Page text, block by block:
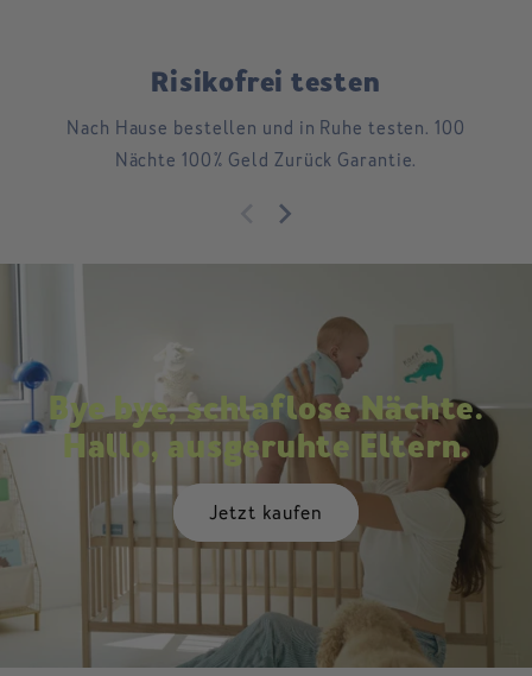
Risikofrei testen
Nach Hause bestellen und in Ruhe testen. 100
Nächte 100% Geld Zurück Garantie.
Bye bye, schlaflose Nächte.
Hallo, ausgeruhte Eltern.
Jetzt kaufen